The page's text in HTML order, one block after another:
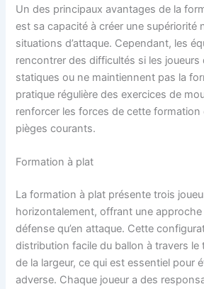
Un des principaux avantages de la
est sa capacité à créer une supériorité
situations d’attaque. Cependant, les
rencontrer des difficultés si les joueurs
statiques ou ne maintiennent pas la
pratique régulière des exercices de
renforcer les forces de cette formation
pièges courants.
Formation à plat
La formation à plat présente trois
horizontalement, offrant une approche
défense qu’en attaque. Cette
distribution facile du ballon à travers le
de la largeur, ce qui est essentiel pour
adverse. Chaque joueur a des